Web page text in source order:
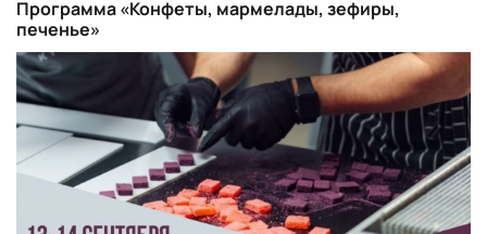
Программа «Конфеты, мармелады, зефиры,
печенье»